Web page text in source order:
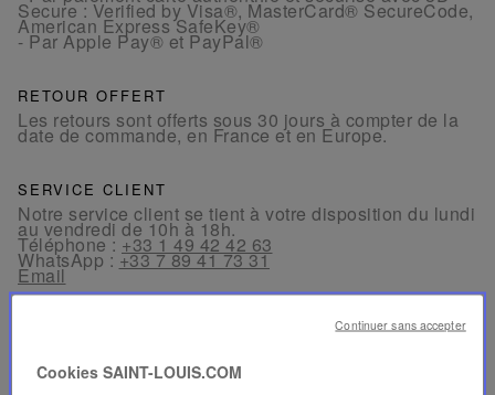
Secure : Verified by Visa®, MasterCard® SecureCode,
American Express SafeKey®
- Par Apple Pay® et PayPal®
RETOUR OFFERT
Les retours sont offerts sous 30 jours à compter de la
date de commande, en France et en Europe.
SERVICE CLIENT
Notre service client se tient à votre disposition du lundi
au vendredi de 10h à 18h.
Téléphone : +33 1 49 42 42 63
WhatsApp : +33 7 89 41 73 31
Email
Cookies SAINT-LOUIS.COM
Continuer sans accepter